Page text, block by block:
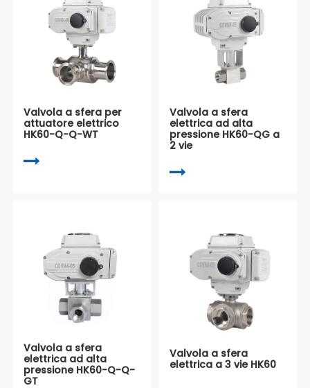
Valvola a sfera per
attuatore elettrico
HK60-Q-Q-WT
Valvola a sfera
elettrica ad alta
pressione HK60-QG a
2 vie
Valvola a sfera
elettrica ad alta
pressione HK60-Q-Q-
GT
Valvola a sfera
elettrica a 3 vie HK60